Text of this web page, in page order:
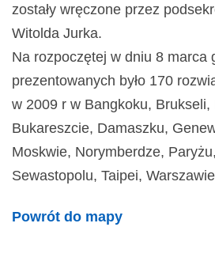
zostały wręczone przez
Witolda Jurka.
Na rozpoczętej w dniu 8 marca
prezentowanych było 170
w 2009 r w Bangkoku, Brukseli,
Bukareszcie, Damaszku,
Moskwie, Norymberdze,
Sewastopolu, Taipei,
Powrót do mapy